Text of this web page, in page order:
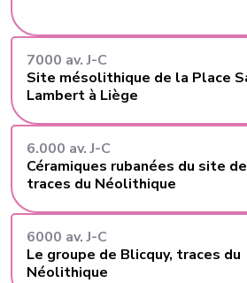
7000 av. J-C
Site mésolithique de la Place
Lambert à Liège
6.000 av. J-C
Céramiques rubanées du site
traces du Néolithique
6000 av. J-C
Le groupe de Blicquy, traces du
Néolithique